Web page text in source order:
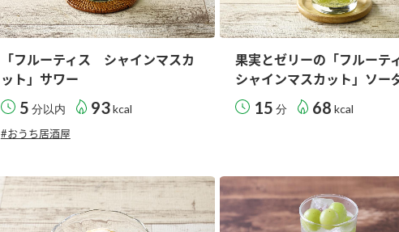
納豆 Fibee
ー）
キッザニア東京「ぽ
ん酢工房」
ンです。
「フルーティス シャインマスカ
ット」サワー
5 分以内 93kcal
#おうち居酒屋
果実とゼリーの「フルー
シャインマスカット」ソー
15 分 68 kcal